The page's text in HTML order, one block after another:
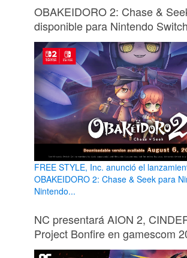
OBAKEIDORO 2: Chase &
disponible para Nintendo
FREE STYLE, Inc. anunció el
OBAKEIDORO 2: Chase & Seek para
Nintendo...
NC presentará AION 2,
Project Bonfire en gamescom